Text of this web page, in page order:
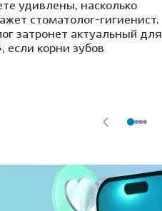
удивлены, насколько
стоматолог-гигиенист.
затронет актуальный для
если корни зубов